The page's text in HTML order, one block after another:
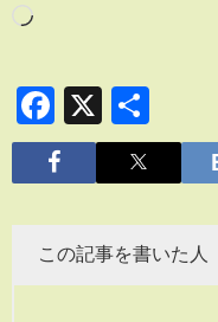
Facebook
X
有
この記事を書いた人